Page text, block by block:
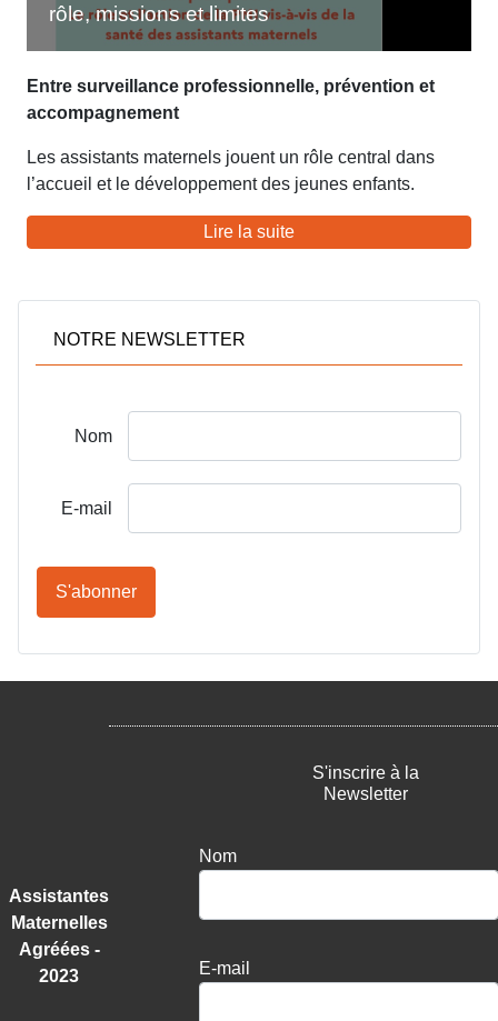
rôle, missions et limites
Entre surveillance professionnelle, prévention et
accompagnement
Les assistants maternels jouent un rôle central dans
l’accueil et le développement des jeunes enfants.
Lire la suite
NOTRE NEWSLETTER
Nom
E-mail
S'abonner
Assistantes
Maternelles
Agréées -
2023
S'inscrire à la
Newsletter
Nom
E-mail